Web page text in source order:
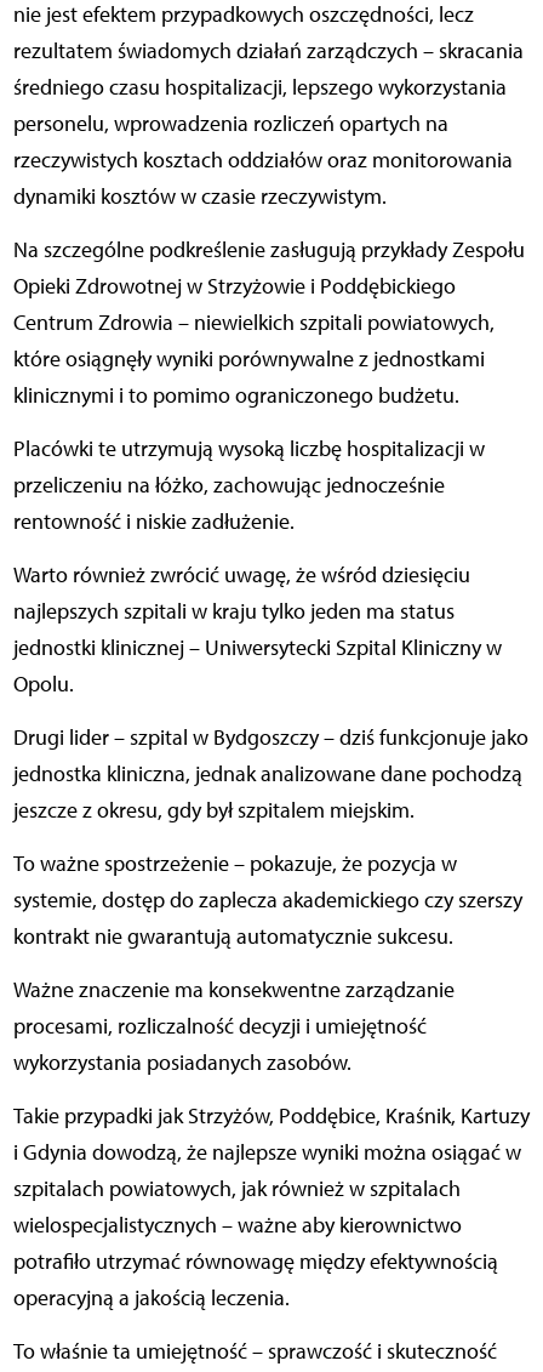
nie jest efektem przypadkowych oszczędności, lecz
rezultatem świadomych działań zarządczych – skracania
średniego czasu hospitalizacji, lepszego wykorzystania
personelu, wprowadzenia rozliczeń opartych na
rzeczywistych kosztach oddziałów oraz monitorowania
dynamiki kosztów w czasie rzeczywistym.
Na szczególne podkreślenie zasługują przykłady Zespołu
Opieki Zdrowotnej w Strzyżowie i Poddębickiego
Centrum Zdrowia – niewielkich szpitali powiatowych,
które osiągnęły wyniki porównywalne z jednostkami
klinicznymi i to pomimo ograniczonego budżetu.
Placówki te utrzymują wysoką liczbę hospitalizacji w
przeliczeniu na łóżko, zachowując jednocześnie
rentowność i niskie zadłużenie.
Warto również zwrócić uwagę, że wśród dziesięciu
najlepszych szpitali w kraju tylko jeden ma status
jednostki klinicznej – Uniwersytecki Szpital Kliniczny w
Opolu.
Drugi lider – szpital w Bydgoszczy – dziś funkcjonuje jako
jednostka kliniczna, jednak analizowane dane pochodzą
jeszcze z okresu, gdy był szpitalem miejskim.
To ważne spostrzeżenie – pokazuje, że pozycja w
systemie, dostęp do zaplecza akademickiego czy szerszy
kontrakt nie gwarantują automatycznie sukcesu.
Ważne znaczenie ma konsekwentne zarządzanie
procesami, rozliczalność decyzji i umiejętność
wykorzystania posiadanych zasobów.
Takie przypadki jak Strzyżów, Poddębice, Kraśnik, Kartuzy
i Gdynia dowodzą, że najlepsze wyniki można osiągać w
szpitalach powiatowych, jak również w szpitalach
wielospecjalistycznych – ważne aby kierownictwo
potrafiło utrzymać równowagę między efektywnością
operacyjną a jakością leczenia.
To właśnie ta umiejętność – sprawczość i skuteczność